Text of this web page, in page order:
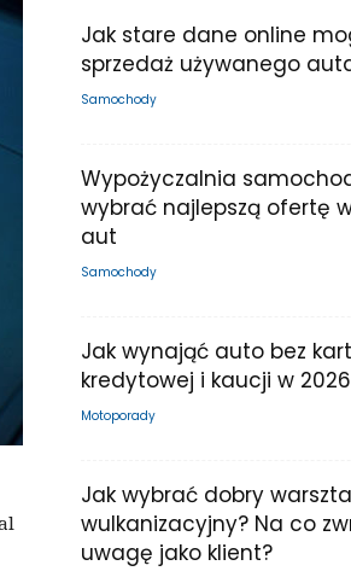
Jak stare dane online
sprzedaż używanego
Samochody
Wypożyczalnia
wybrać najlepszą ofertę
aut
Samochody
Jak wynająć auto bez
kredytowej i kaucji w
Motoporady
Jak wybrać dobry
wulkanizacyjny? Na co
uwagę jako klient?